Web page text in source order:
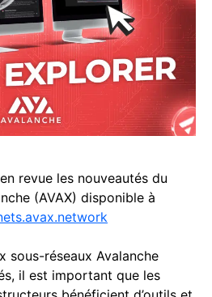
revue les nouveautés du
(AVAX) disponible à
sous-réseaux Avalanche
il est important que les